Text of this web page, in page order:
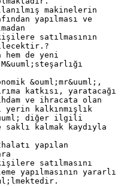
makinelerin
yapılması ve
satılmasının
hem de yeni
&ouml;mr&uuml;,
katkısı, yaratacağı
ve ihracata olan
kalkınmışlık
diğer ilgili
saklı kalmak kaydıyla
yapılan
satılmasını
yapılmasının yararlı